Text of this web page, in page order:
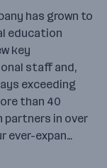
has grown to
education
key
staff and,
exceeding
than 40
partners in over
ever-expan…